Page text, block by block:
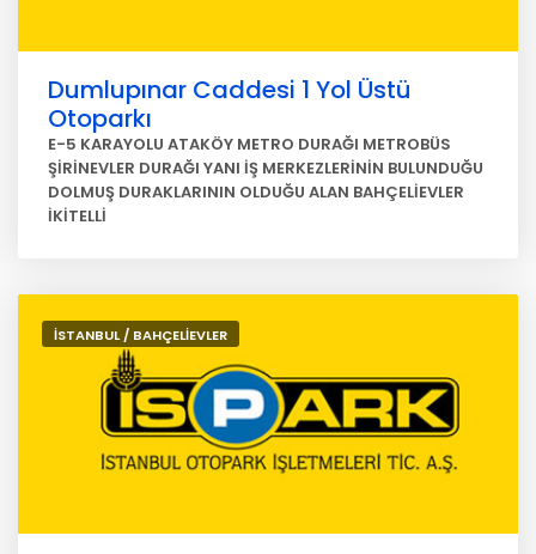
Dumlupınar Caddesi 1 Yol Üstü
Otoparkı
E-5 KARAYOLU ATAKÖY METRO DURAĞI METROBÜS
ŞİRİNEVLER DURAĞI YANI İŞ MERKEZLERİNİN BULUNDUĞU
DOLMUŞ DURAKLARININ OLDUĞU ALAN BAHÇELİEVLER
İKİTELLİ
İSTANBUL / BAHÇELİEVLER